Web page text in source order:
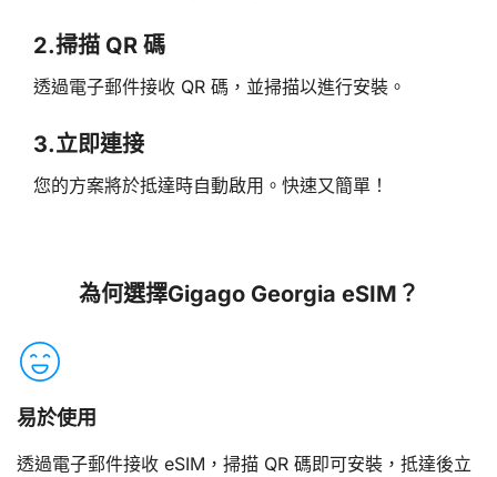
2.掃描 QR 碼
透過電子郵件接收 QR 碼，並掃描以進行安裝。
3.立即連接
您的方案將於抵達時自動啟用。快速又簡單！
為何選擇Gigago Georgia eSIM？
易於使用
透過電子郵件接收 eSIM，掃描 QR 碼即可安裝，抵達後立